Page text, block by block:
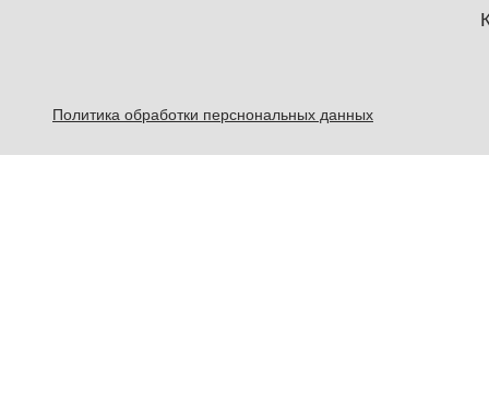
Политика обработки перснональных данных